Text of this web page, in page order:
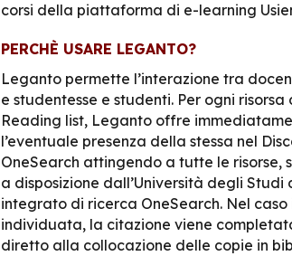
corsi della piattaforma di e-learning
PERCHÈ USARE LEGANTO?
Leganto permette l’interazione tra
e studentesse e studenti. Per ogni
Reading list, Leganto offre
l’eventuale presenza della stessa nel
OneSearch attingendo a tutte le risorse,
a disposizione dall’Università degli
integrato di ricerca OneSearch. Nel caso
individuata, la citazione viene
diretto alla collocazione delle copie in